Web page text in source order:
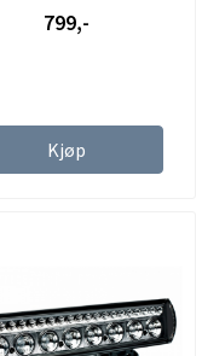
799,-
Kjøp